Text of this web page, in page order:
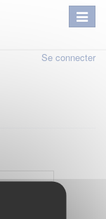
Se connecter